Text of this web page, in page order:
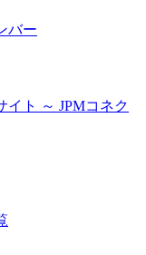
バー
ト ～ JPMコネク